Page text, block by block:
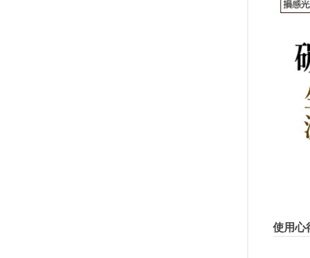
使用心